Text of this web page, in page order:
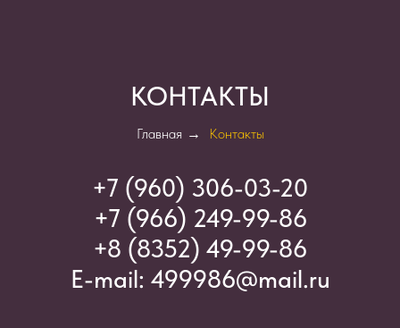
КОНТАКТЫ
Главная → Контакты
+7 (960) 306-03-20
+7 (966) 249-99-86
+8 (8352) 49-99-86
E-mail: 499986@mail.ru